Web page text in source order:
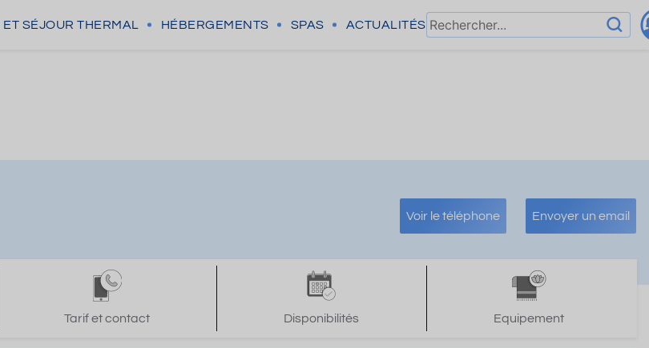
ET SÉJOUR THERMAL HÉBERGEMENTS SPAS ACTUALITÉS
Voir le téléphone Envoyer un email
Tarif et contact Disponibilités Equipement